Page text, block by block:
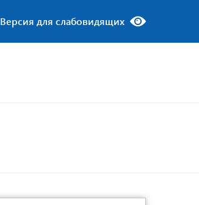
Версия для слабовидящих